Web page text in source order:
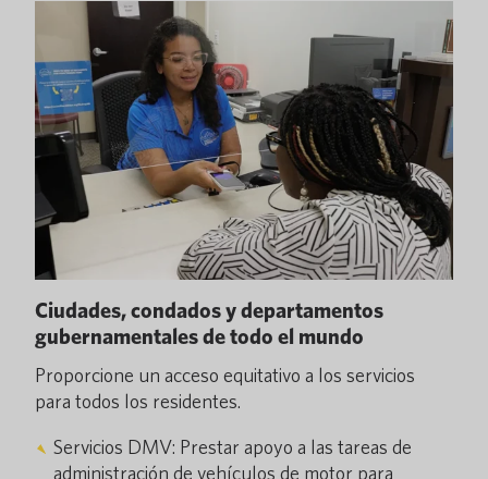
Ciudades, condados y departamentos
gubernamentales de todo el mundo
Proporcione un acceso equitativo a los servicios
para todos los residentes.
Servicios DMV: Prestar apoyo a las tareas de
administración de vehículos de motor para